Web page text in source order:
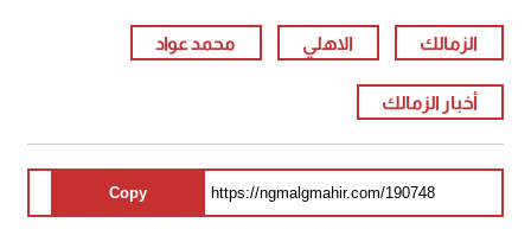
الزمالك الاهلي محمد عواد
أخبار الزمالك
Copy